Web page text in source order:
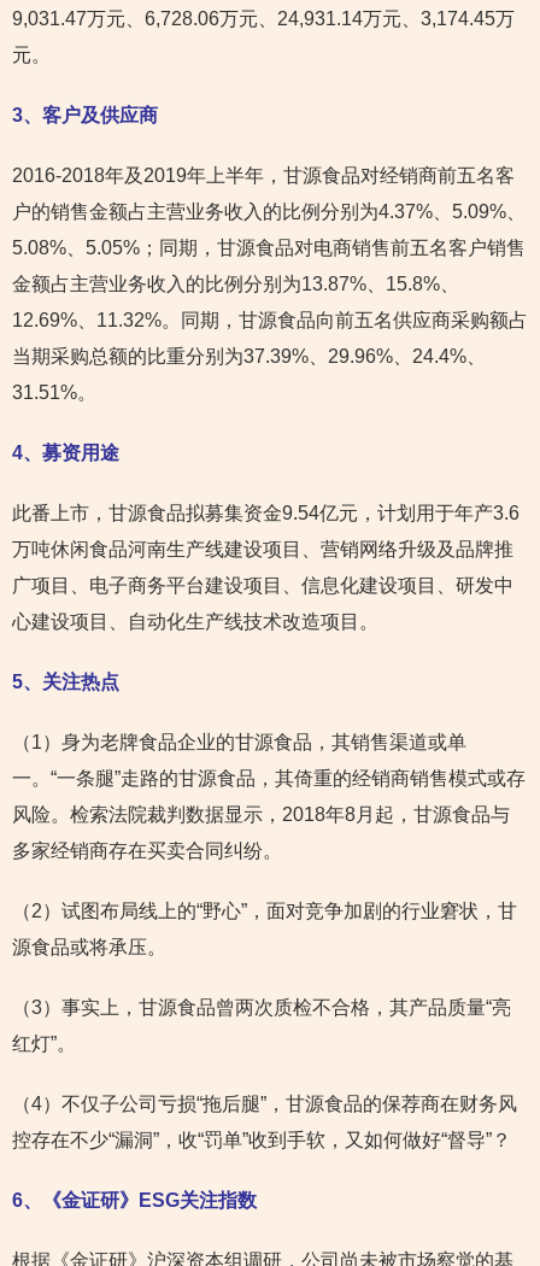
9,031.47万元、6,728.06万元、24,931.14万元、3,174.45万
元。
3、客户及供应商
2016-2018年及2019年上半年，甘源食品对经销商前五名客
户的销售金额占主营业务收入的比例分别为4.37%、5.09%、
5.08%、5.05%；同期，甘源食品对电商销售前五名客户销售
金额占主营业务收入的比例分别为13.87%、15.8%、
12.69%、11.32%。同期，甘源食品向前五名供应商采购额占
当期采购总额的比重分别为37.39%、29.96%、24.4%、
31.51%。
4、募资用途
此番上市，甘源食品拟募集资金9.54亿元，计划用于年产3.6
万吨休闲食品河南生产线建设项目、营销网络升级及品牌推
广项目、电子商务平台建设项目、信息化建设项目、研发中
心建设项目、自动化生产线技术改造项目。
5、关注热点
（1）身为老牌食品企业的甘源食品，其销售渠道或单
一。“一条腿”走路的甘源食品，其倚重的经销商销售模式或存
风险。检索法院裁判数据显示，2018年8月起，甘源食品与
多家经销商存在买卖合同纠纷。
（2）试图布局线上的“野心”，面对竞争加剧的行业窘状，甘
源食品或将承压。
（3）事实上，甘源食品曾两次质检不合格，其产品质量“亮
红灯”。
（4）不仅子公司亏损“拖后腿”，甘源食品的保荐商在财务风
控存在不少“漏洞”，收“罚单”收到手软，又如何做好“督导”？
6、《金证研》ESG关注指数
根据《金证研》沪深资本组调研，公司尚未被市场察觉的基